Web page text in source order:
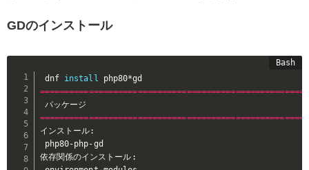
GDのインストール
dnf install
======================================================
======================================================
インストール:
php80-php-gd
依存関係のインストール: